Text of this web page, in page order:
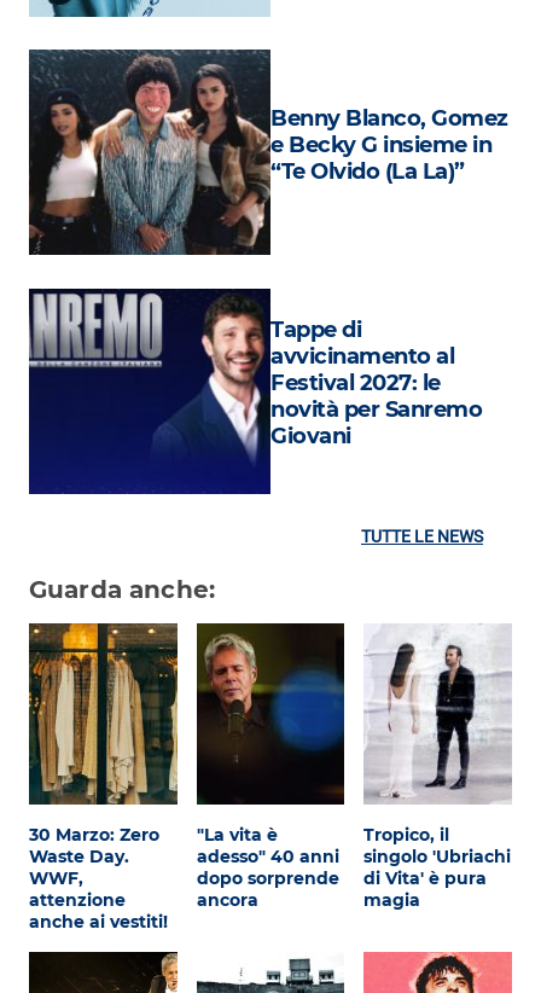
Extra
Eventi
Benny Blanco, Gomez
e Becky G insieme in
“Te Olvido (La La)”
Tappe di
avvicinamento al
Festival 2027: le
novità per Sanremo
Giovani
TUTTE LE NEWS
Guarda anche:
30 Marzo: Zero
Waste Day.
WWF,
attenzione
anche ai vestiti!
"La vita è
adesso" 40 anni
dopo sorprende
ancora
Tropico, il
singolo 'Ubriachi
di Vita' è pura
magia